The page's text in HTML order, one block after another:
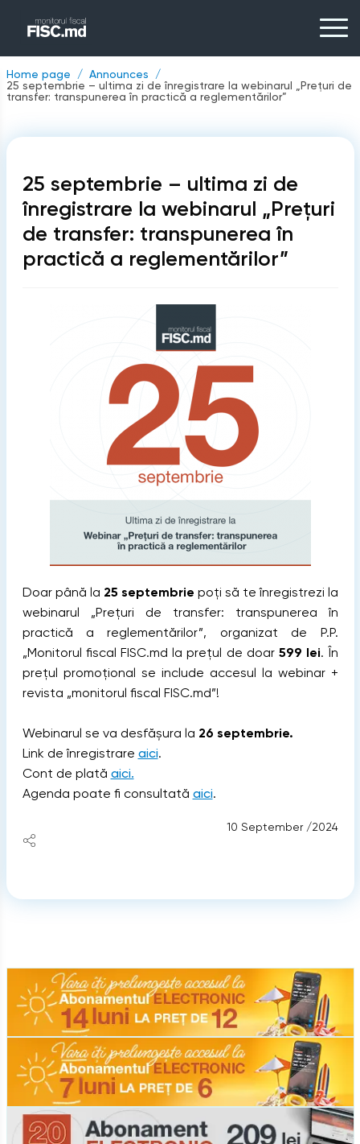
Home page
Announces
25 septembrie – ultima zi de înregistrare la webinarul „Prețuri de
transfer: transpunerea în practică a reglementărilor”
25 septembrie – ultima zi de
înregistrare la webinarul „Prețuri
de transfer: transpunerea în
practică a reglementărilor”
Doar până la 25 septembrie poți să te înregistrezi la
webinarul „Prețuri de transfer: transpunerea în
practică a reglementărilor”, organizat de P.P.
„Monitorul fiscal FISC.md la prețul de doar599 lei. În
prețul promoțional se include accesul la webinar +
revista „monitorul fiscal FISC.md”!
Webinarul se va desfășura la 26 septembrie.
Link de înregistrare aici.
Cont de plată aici.
Agenda poate fi consultată aici.
10 September /2024